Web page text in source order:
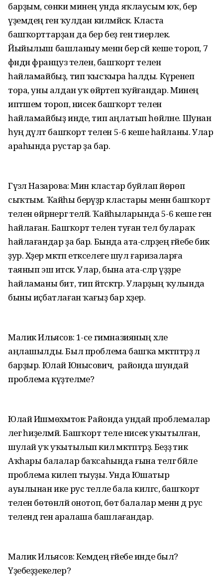
барҙым, сөнки минең унда яҡлаусым юҡ, бер
үҙемдең генә ҡулдан килмәйәсәк. Класта
башҡорттарҙан да бер беҙ генә тиерлек.
Йыйылыш башланыу менән бер әсәй кеше тороп, 7
фәндән француз телен, башҡорт телен
һайламайбыҙ, тип ҡысҡыра һалды. Күренеп
тора, уны алдан уҡ өйрәтеп ҡуйғандар. Минең
иптәшем тороп, нисек башҡорт телен
һайламайбыҙ инде, тип аңлатып һөйләне. Шунан
һуң дәүләт башҡорт телен 5-6 кеше һайланы. Улар
араһында рустар ҙа бар.
Гүзәл Назарова: Мин кластар буйлап йөрөп
сыҡтым. Ҡайһы берәүҙәр кластары менән башҡорт
телен өйрәнергә теләй. Ҡайһыларында 5-6 кеше генә
һайлаған. Башҡорт телен туған тел булараҡ
һайлағандар ҙа бар. Бында ата-әсәләрҙең ғәйебе бик
ҙур. Хәҙер мәктәп етәкселеге шул ғаризаларға
таянып эш итәсәк. Улар, бына ата-әсәләр үҙҙәре
һайламаны бит, тип әйтәсәктәр. Уларҙың ҡулында
быны иҫбатлаған ҡағыҙ бар хәҙер.
Малик Ильясов: 1-се гимназияның хәле
аңлашылды. Был проблема башҡа мәктәптәрҙә лә
барҙыр. Юлай Юнысович, ә районда шундай
проблема күҙәтеләме?
Юлай Ишмөхәмәтов: Районда ундай проблемалар
әлегә һиҙелмәй. Башҡорт теле нисек уҡытылған,
шулай уҡ уҡытылып килә мәктәптәрҙә. Беҙҙә тик
Аҡһары балалар баҡсаһында ғына телгә бәйле
проблема килеп тыуҙы. Унда Юшатыр
ауылынан ике рус телле бала килгәс, башҡорт
телен бөтөнләй онотоп, бөтә балалар менән дә рус
телендә генә аралаша башлағандар.
Малик Ильясов: Кемдең ғәйебе инде был?
Үҙебеҙҙекелер?